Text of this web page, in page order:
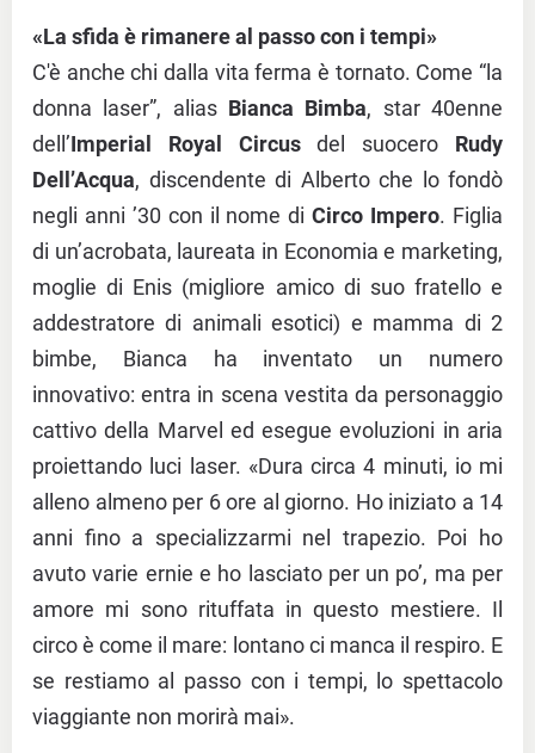
«La sfida è rimanere al passo con i tempi»
C'è anche chi dalla vita ferma è tornato. Come “la
donna laser”, alias Bianca Bimba, star 40enne
dell’Imperial Royal Circusdel suocero Rudy
Dell’Acqua, discendente di Alberto che lo fondò
negli anni ’30 con il nome diCirco Impero. Figlia
di un’acrobata, laureata in Economia e marketing,
moglie di Enis (migliore amico di suo fratello e
addestratore di animali esotici) e mamma di 2
bimbe, Bianca ha inventato un numero
innovativo: entra in scena vestita da personaggio
cattivo della Marvel ed esegue evoluzioni in aria
proiettando luci laser. «Dura circa 4 minuti, io mi
alleno almeno per 6 ore al giorno. Ho iniziato a 14
anni fino a specializzarmi nel trapezio. Poi ho
avuto varie ernie e ho lasciato per un po’, ma per
amore mi sono rituffata in questo mestiere. Il
circo è come il mare: lontano ci manca il respiro. E
se restiamo al passo con i tempi, lo spettacolo
viaggiante non morirà mai».